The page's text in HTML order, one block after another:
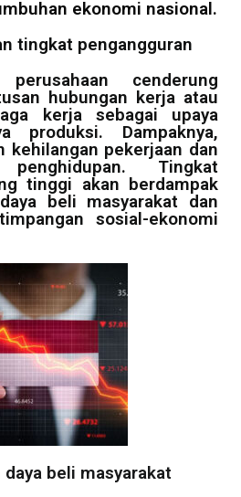
ekonomi nasional.
tingkat pengangguran
cenderung
hubungan kerja atau
kerja sebagai upaya
produksi. Dampaknya,
kehilangan pekerjaan dan
Tingkat
tinggi akan berdampak
beli masyarakat dan
sosial-ekonomi
beli masyarakat